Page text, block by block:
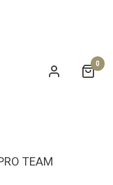
0
TEAM